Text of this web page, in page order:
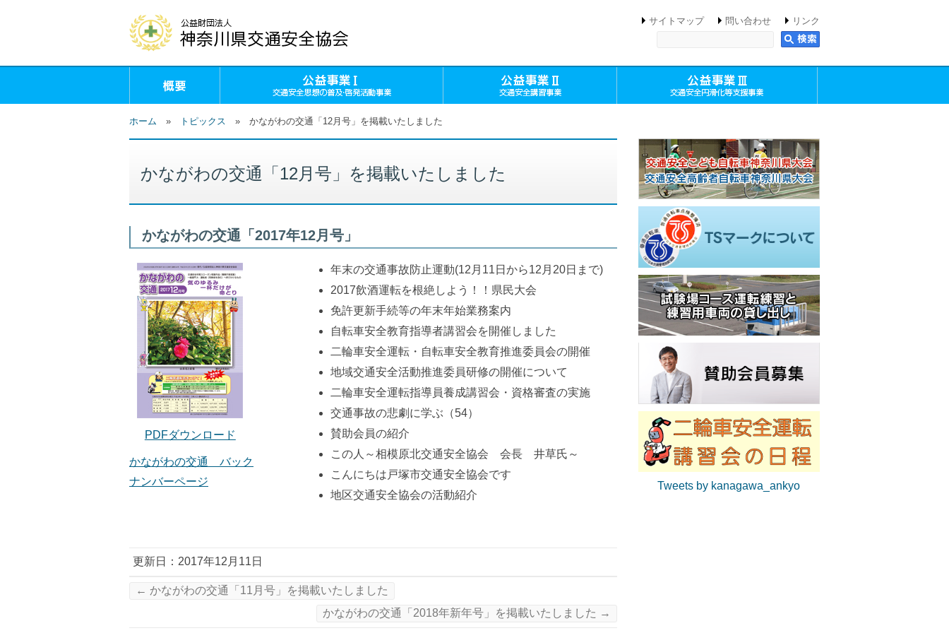
リンク
問い合わせ
サイトマップ
キーワードを入力してください
公益事業Ⅰ（交通安全思想の普及・啓発活動事業）
公益事業Ⅱ（交通安全講習事業）
ホーム » トピックス » かながわの交通「12月号」を掲載いたしました
かながわの交通「12月号」を掲載いたしました
かながわの交通「2017年12月号」
PDFダウンロード
年末の交通事故防止運動(12月11日から12月20日まで)
2017飲酒運転を根絶しよう！！県民大会
免許更新手続等の年末年始業務案内
自転車安全教育指導者講習会を開催しました
二輪車安全運転・自転車安全教育推進委員会の開催
地域交通安全活動推進委員研修の開催について
二輪車安全運転指導員養成講習会・資格審査の実施
交通事故の悲劇に学ぶ（54）
賛助会員の紹介
この人～相模原北交通安全協会 会長 井草氏～
こんにちは戸塚市交通安全協会です
地区交通安全協会の活動紹介
かながわの交通 バック
ナンバーページ
更新日：2017年12月11日
← かながわの交通「11月号」を掲載いたしました
かながわの交通「2018年新年号」を掲載いたしました →
Tweets by kanagawa_ankyo